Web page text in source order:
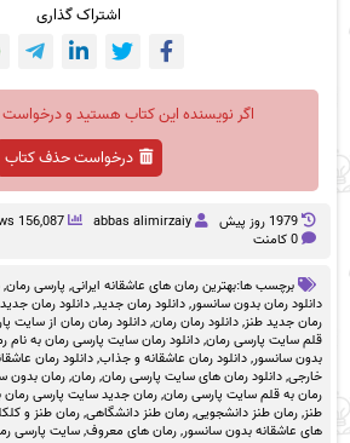
اشتراک گذاری
اگر نویسنده این کتاب هستید و درخواست
درخواست حذف کتاب
1979 روز پيش abbas alimirzaiy
156,087 views
0 کامنت
برچسب ها:بهترین رمان های عاشقانه ایرانی, پارسی رمان,
دانلود رمان بدون سانسور,دانلود رمان جدید,دانلود رمان
رمان جدید طنز,دانلود رمان رمان,دانلود رمان رمان از سایت
قلم سایت پارسی رمان,دانلود رمان سایت پارسی رمان به نام
بدون سانسور,دانلود رمان عاشقانه و جذاب,دانلود رمان
خارجی,دانلود رمان های سایت پارسی رمان,رمان,رمان بدون
رمان به قلم سایت پارسی رمان,رمان جدید سایت پارسی رمان
طنز,رمان طنز دانشجویی,رمان طنز دانشگاهی,رمان طنز و
های عاشقانه بدون سانسور,رمان های معروف,سایت پارسی